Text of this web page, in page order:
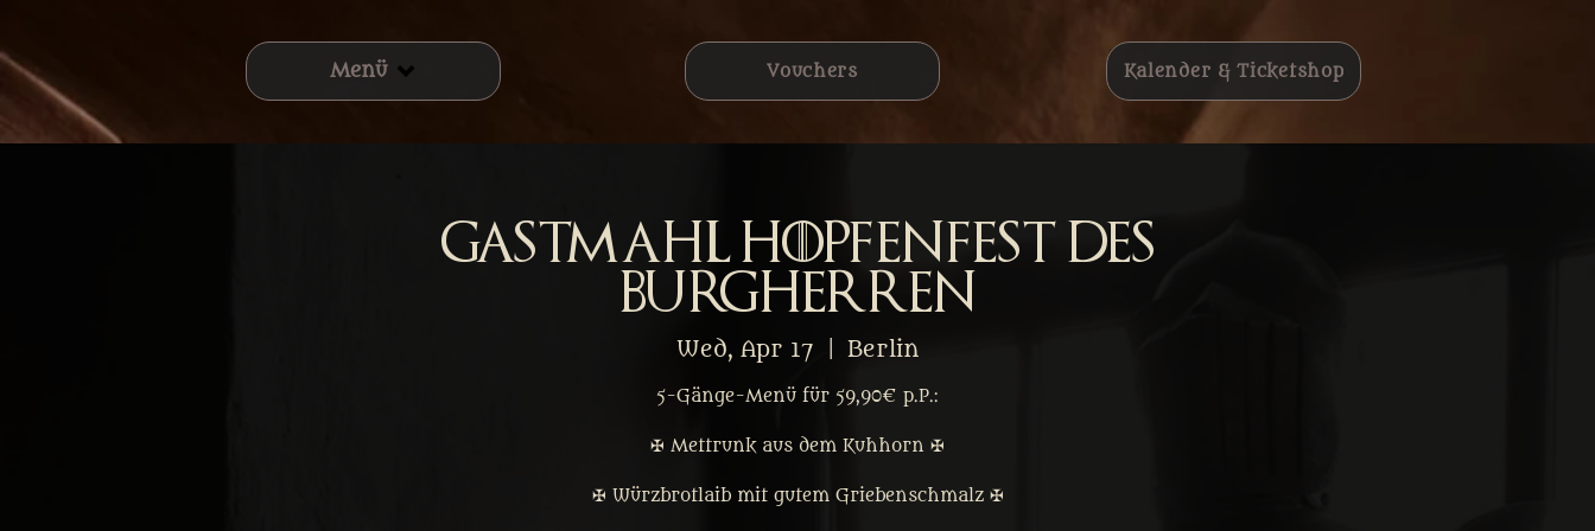
Menü Vouchers Kalender & Ticketshop
Gastmahl Hopfenfest des
Burgherren
Wed, Apr 17 Berlin
5-Gänge-Menü für 59,90€ p.P.:
✠ Mettrunk aus dem Kuhhorn ✠
✠ Würzbrotlaib mit gutem Griebenschmalz ✠